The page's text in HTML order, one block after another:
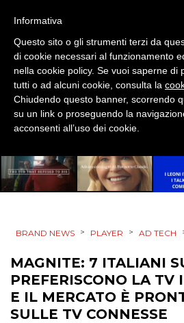
MOBILE
PROMOZIONI
PRODOTTI
PUNTI VENDITA
STRATEGIE
CINEMA
BRAND NEWS > PLAYER > AD TECH
MAGNITE: 7 ITALIANI
PREFERISCONO LA TV
E IL MERCATO È
SULLE TV CONNESSE
Informativa
Questo sito o gli strumenti terzi da
di cookie necessari al funzionamento
nella cookie policy. Se vuoi saperne di
tutti o ad alcuni cookie, consulta la
Chiudendo questo banner, scorrendo
su un link o proseguendo la
acconsenti all’uso dei cookie.